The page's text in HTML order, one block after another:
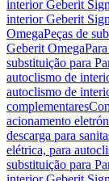
interior Geberit
interior Geberit
OmegaPeças de
Geberit Omega
substituição para
autoclismo de
autoclismo de
complementares
acionamento
descarga para
elétrica, para
substituição para